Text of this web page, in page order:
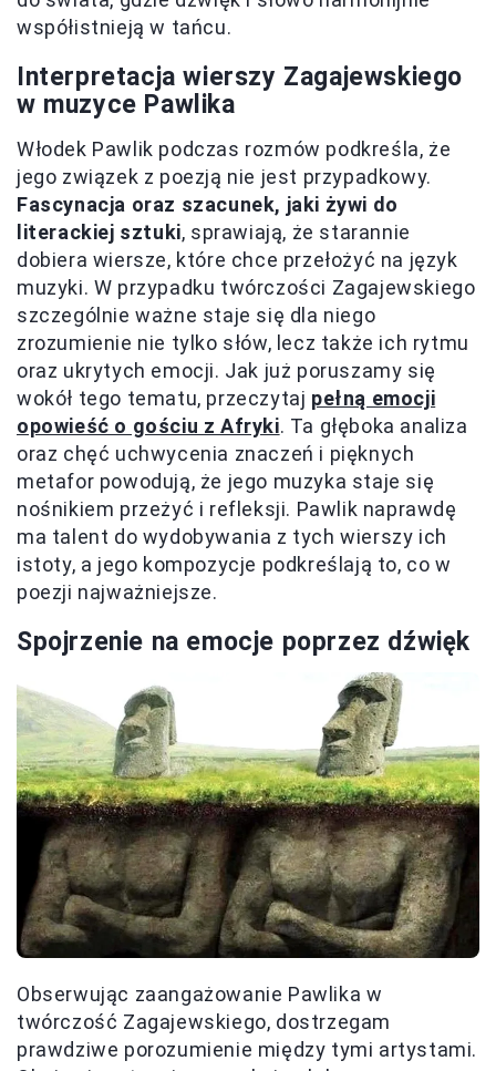
współistnieją w tańcu.
Interpretacja wierszy Zagajewskiego
w muzyce Pawlika
Włodek Pawlik podczas rozmów podkreśla, że
jego związek z poezją nie jest przypadkowy.
Fascynacja oraz szacunek, jaki żywi do
literackiej sztuki, sprawiają, że starannie
dobiera wiersze, które chce przełożyć na język
muzyki. W przypadku twórczości Zagajewskiego
szczególnie ważne staje się dla niego
zrozumienie nie tylko słów, lecz także ich rytmu
oraz ukrytych emocji. Jak już poruszamy się
wokół tego tematu, przeczytaj pełną emocji
opowieść o gościu z Afryki. Ta głęboka analiza
oraz chęć uchwycenia znaczeń i pięknych
metafor powodują, że jego muzyka staje się
nośnikiem przeżyć i refleksji. Pawlik naprawdę
ma talent do wydobywania z tych wierszy ich
istoty, a jego kompozycje podkreślają to, co w
poezji najważniejsze.
Spojrzenie na emocje poprzez dźwięk
Obserwując zaangażowanie Pawlika w
twórczość Zagajewskiego, dostrzegam
prawdziwe porozumienie między tymi artystami.